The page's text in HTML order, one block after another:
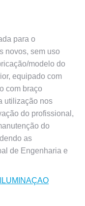
para o
novos, sem uso
modelo do
equipado com
com braço
utilização nos
do profissional,
do
as
de Engenharia e